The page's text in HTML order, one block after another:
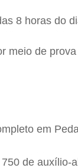
8 horas do
meio de
em
de auxílio-